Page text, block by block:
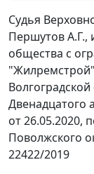
Судья
Першутов А.Г.,
общества с
Двенадцатого
от 26.05.2020,
Поволжского
22422/2019